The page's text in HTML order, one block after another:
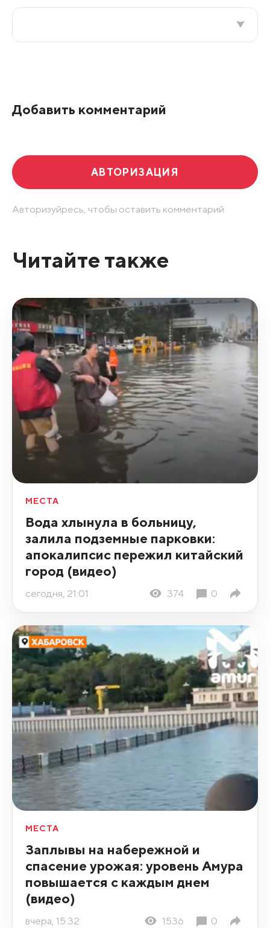
Добавить комментарий
АВТОРИЗАЦИЯ
Авторизуйресь, чтобы оставить комментарий.
Читайте также
МЕСТА
Вода хлынула в больницу,
залила подземные парковки:
апокалипсис пережил китайский
город (видео)
сегодня, 21:01 374 0
МЕСТА
Заплывы на набережной и
спасение урожая: уровень Амура
повышается с каждым днем
(видео)
вчера, 15:32 1536 0